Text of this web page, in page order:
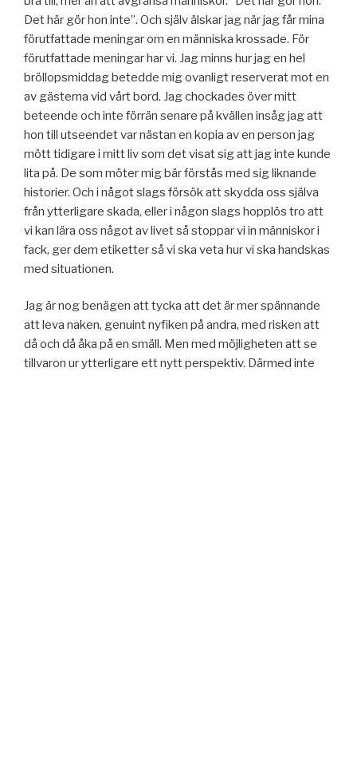
Det här gör hon inte”. Och själv älskar jag när jag får mina
förutfattade meningar om en människa krossade. För
förutfattade meningar har vi. Jag minns hur jag en hel
bröllopsmiddag betedde mig ovanligt reserverat mot en
av gästerna vid vårt bord. Jag chockades över mitt
beteende och inte förrän senare på kvällen insåg jag att
hon till utseendet var nästan en kopia av en person jag
mött tidigare i mitt liv som det visat sig att jag inte kunde
lita på. De som möter mig bär förstås med sig liknande
historier. Och i något slags försök att skydda oss själva
från ytterligare skada, eller i någon slags hopplös tro att
vi kan lära oss något av livet så stoppar vi in människor i
fack, ger dem etiketter så vi ska veta hur vi ska handskas
med situationen.
Jag är nog benägen att tycka att det är mer spännande
att leva naken, genuint nyfiken på andra, med risken att
då och då åka på en smäll. Men med möjligheten att se
tillvaron ur ytterligare ett nytt perspektiv. Därmed inte